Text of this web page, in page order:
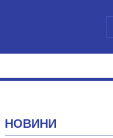
НОВИНИ